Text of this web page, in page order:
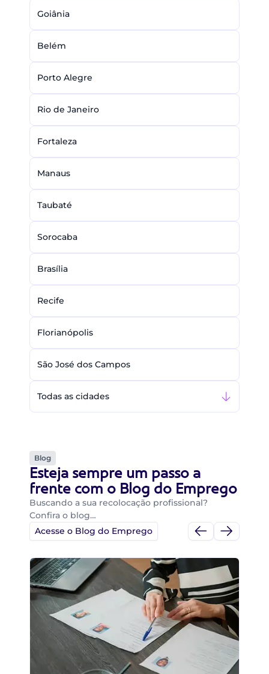
Goiânia
Belém
Porto Alegre
Rio de Janeiro
Fortaleza
Manaus
Taubaté
Sorocaba
Brasília
Recife
Florianópolis
São José dos Campos
Todas as cidades
Blog
Esteja sempre um passo a
frente com o Blog do Emprego
Buscando a sua recolocação profissional?
Confira o blog…
Acesse o Blog do Emprego